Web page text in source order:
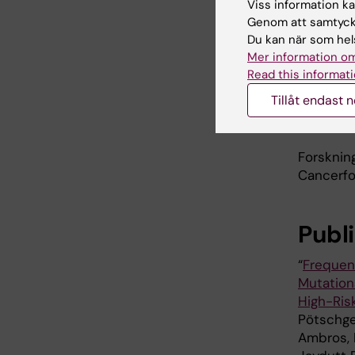
– De
barnen,
“
High-
Ambros,
Viss information
Genom att
Du kan när som
Mer information
Read this
Tillåt endast